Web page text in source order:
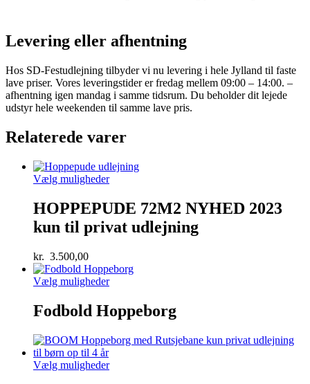
Levering eller afhentning
Hos SD-Festudlejning tilbyder vi nu levering i hele Jylland til faste
lave priser. Vores leveringstider er fredag mellem 09:00 – 14:00. –
afhentning igen mandag i samme tidsrum. Du beholder dit lejede
udstyr hele weekenden til samme lave pris.
Relaterede varer
Vælg muligheder
HOPPEPUDE 72M2 NYHED 2023
kun til privat udlejning
kr. 3.500,00
Vælg muligheder
Fodbold Hoppeborg
Vælg muligheder